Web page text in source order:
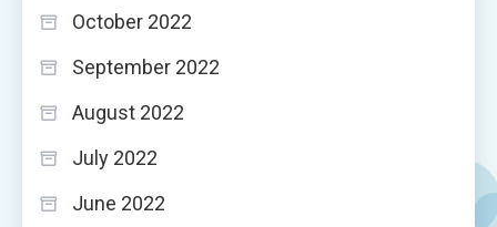
October 2022
September 2022
August 2022
July 2022
June 2022